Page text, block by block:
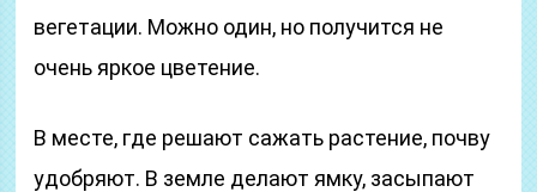
вегетации. Можно один, но получится не
очень яркое цветение.
В месте, где решают сажать растение, почву
удобряют. В земле делают ямку, засыпают